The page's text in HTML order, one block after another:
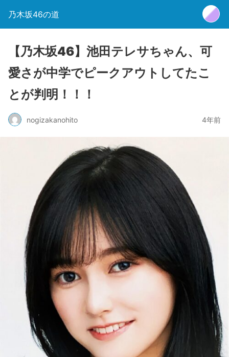
乃木坂46の道
【乃木坂46】池田テレサちゃん、可
愛さが中学でピークアウトしてたこ
とが判明！！！
nogizakanohito 4年前